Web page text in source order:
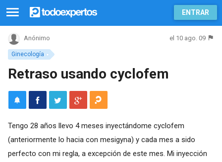
ENTRAR
Ginecología
Anónimo el 10 ago. 09
Retraso usando cyclofem
Tengo 28 años llevo 4 meses inyectándome cyclofem
(anteriormente lo hacia con mesigyna) y cada mes a sido
perfecto con mi regla, a excepción de este mes. Mi inyección